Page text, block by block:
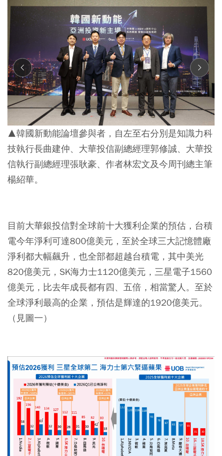
▲韓國新動能論壇參與者，自左至右分別是知識力科
技執行長曲建仲、大華投信副總經理郭修誠、大華投
信執行副總經理張耿豪、作者林宏文及今周刊總主筆
楊紹華。
目前大華銀投信對全球前十大獲利企業的預估，台積
電今年淨利可達800億美元，至於全球三大記憶體廠
淨利都大幅飆升，也全部都超越台積電，其中美光
820億美元，SK海力士1120億美元，三星電子1560
億美元，比去年成長都有四、五倍，相當驚人。至於
全球淨利最高的企業，預估是輝達的1920億美元。
（見圖一）